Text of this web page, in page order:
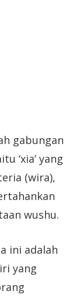
gabungan
‘xia’ yang
(wira),
wushu.
ini adalah
yang